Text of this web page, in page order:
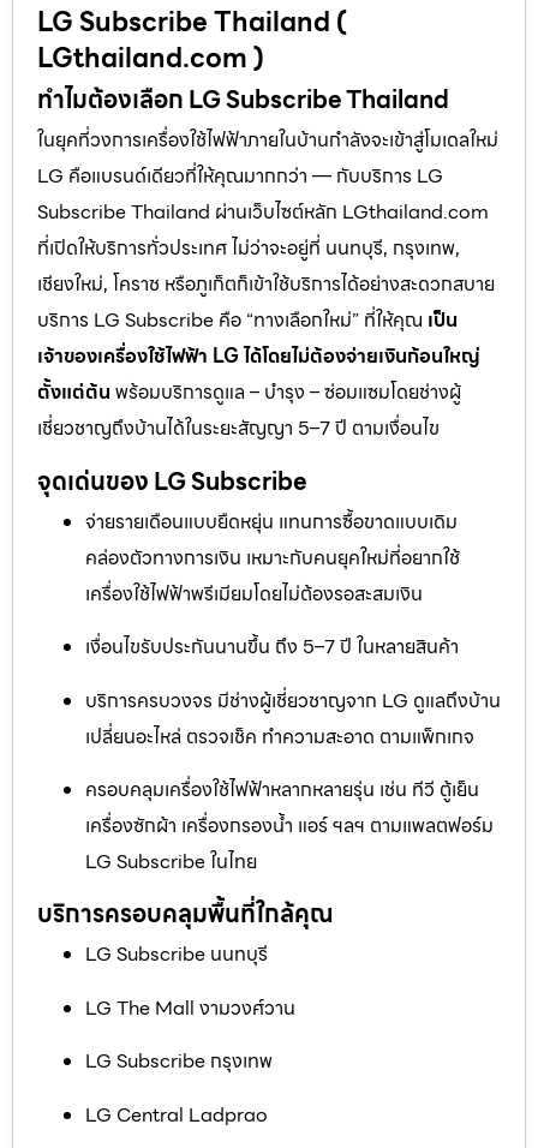
LG Subscribe Thailand (
LGthailand.com )
ทำไมต้องเลือก LG Subscribe Thailand
ในยุคที่วงการเครื่องใช้ไฟฟ้าภายในบ้านกำลังจะเข้าสู่โมเดลใหม่
LG คือแบรนด์เดียวที่ให้คุณมากกว่า — กับบริการ LG
Subscribe Thailand ผ่านเว็บไซต์หลัก LGthailand.com
ที่เปิดให้บริการทั่วประเทศ ไม่ว่าจะอยู่ที่ นนทบุรี, กรุงเทพ,
เชียงใหม่, โคราช หรือภูเก็ตก็เข้าใช้บริการได้อย่างสะดวกสบาย
บริการ LG Subscribe คือ “ทางเลือกใหม่” ที่ให้คุณ เป็น
เจ้าของเครื่องใช้ไฟฟ้า LG ได้โดยไม่ต้องจ่ายเงินก้อนใหญ่
ตั้งแต่ต้น พร้อมบริการดูแล – บำรุง – ซ่อมแซมโดยช่างผู้
เชี่ยวชาญถึงบ้านได้ในระยะสัญญา 5–7 ปี ตามเงื่อนไข
จุดเด่นของ LG Subscribe
จ่ายรายเดือนแบบยืดหยุ่น แทนการซื้อขาดแบบเดิม
คล่องตัวทางการเงิน เหมาะกับคนยุคใหม่ที่อยากใช้
เครื่องใช้ไฟฟ้าพรีเมียมโดยไม่ต้องรอสะสมเงิน
เงื่อนไขรับประกันนานขึ้น ถึง 5–7 ปี ในหลายสินค้า
บริการครบวงจร มีช่างผู้เชี่ยวชาญจาก LG ดูแลถึงบ้าน
เปลี่ยนอะไหล่ ตรวจเช็ค ทำความสะอาด ตามแพ็กเกจ
ครอบคลุมเครื่องใช้ไฟฟ้าหลากหลายรุ่น เช่น ทีวี ตู้เย็น
เครื่องซักผ้า เครื่องกรองน้ำ แอร์ ฯลฯ ตามแพลตฟอร์ม
LG Subscribe ในไทย
บริการครอบคลุมพื้นที่ใกล้คุณ
LG Subscribe นนทบุรี
LG The Mall งามวงศ์วาน
LG Subscribe กรุงเทพ
LG Central Ladprao